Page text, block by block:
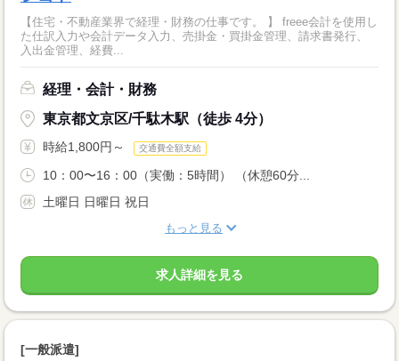
【住宅・不動産業界で経理・財務の仕事です。 】 freee会計を使用し
た仕訳入力や会計データ入力、売掛金・買掛金管理、請求書発行、
入出金管理、経費...
経理・会計・財務
東京都文京区/千駄木駅（徒歩 4分）
時給1,800円～ 交通費全額支給
10：00〜16：00（実働：5時間） （休憩60分...
土曜日 日曜日 祝日
もっと見る
求人詳細を見る
[一般派遣]